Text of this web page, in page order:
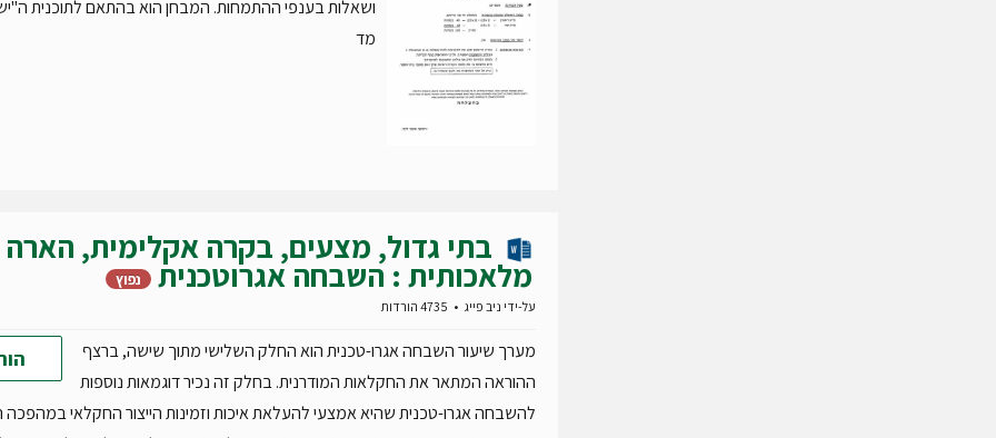
ושאלות בענפי ההתמחות. המבחן הוא בהתאם לתוכנית
מד
בתי גדול, מצעים, בקרה אקלימית, הארה
מלאכותית : השבחה אגרוטכנית נפוץ
על-ידי ניב פייג
מערך שיעור השבחה אגרו-טכנית הוא החלק השלישי מתוך שישה, ברצף
ההוראה המתאר את החקלאות המודרנית. בחלק זה נכיר דוגמאות נוספות
להשבחה אגרו-טכנית שהיא אמצעי להעלאת איכות וזמינות הייצור החקלאי במהפכה